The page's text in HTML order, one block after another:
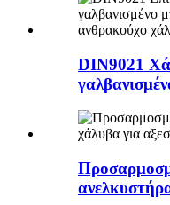
DIN9021